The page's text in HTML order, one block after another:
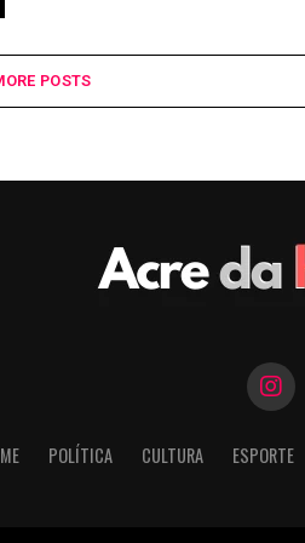
POSTS
POLÍTICA CULTURA ESPORTE